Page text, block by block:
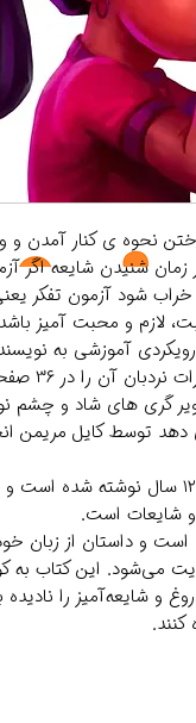
نحوه ی کنار آمدن و
شنیدن شایعه اگر
شود آزمون تفکر
لازم و محبت آمیز
آموزشی به
کوک و ترجمه‌ی
گری های شاد و چشم
دهد توسط کایل مریمن
این کتاب برای گروه سنی ۷ تا ۹ سال و ۹ تا ۱۲ سال نوشته
و شایعات است.
و داستان از زبان
می‌شود. این کتاب به
و شایعه‌آمیز را نادیده
کنند.